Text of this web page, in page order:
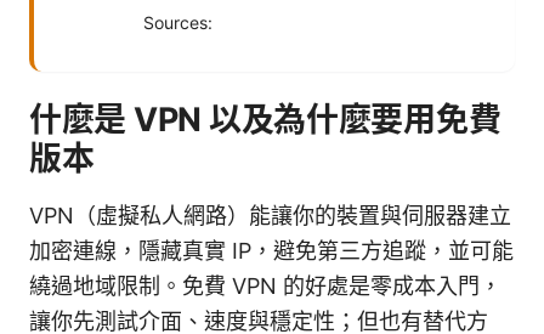
Sources:
什麼是 VPN 以及為什麼要用免費
版本
VPN（虛擬私人網路）能讓你的裝置與伺服器建立
加密連線，隱藏真實 IP，避免第三方追蹤，並可能
繞過地域限制。免費 VPN 的好處是零成本入門，
讓你先測試介面、速度與穩定性；但也有替代方